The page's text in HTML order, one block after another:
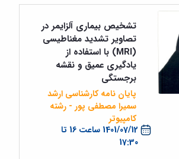
1401/07/12 ساعت 16 تا
17:30
تشخیص بیماری آلزایمر در
تصاویر تشدید مغناطیسی
(MRI) با استفاده از
یادگیری عمیق و نقشه
برجستگی
پایان نامه کارشناسی ارشد
سمیرا مصطفی پور - رشته
کامپیوتر